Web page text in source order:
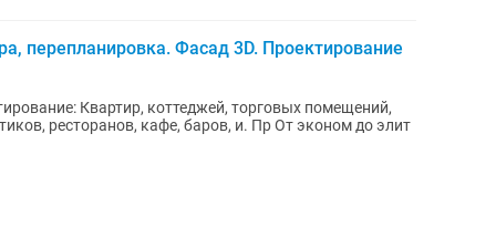
перепланировка. Фасад 3D. Проектирование
Квартир, коттеджей, торговых помещений,
ресторанов, кафе, баров, и. Пр От эконом до элит